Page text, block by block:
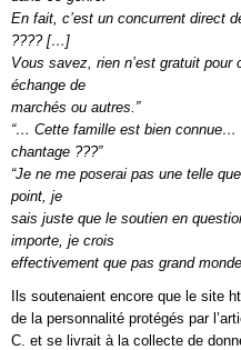
En fait, c’est un concurrent direct
???? […]
Vous savez, rien n’est gratuit
échange de
marchés ou autres.”
“… Cette famille est bien connue…
chantage ???”
“Je ne me poserai pas une telle
point, je
sais juste que le soutien en
importe, je crois
effectivement que pas grand monde
Ils soutenaient encore que le site
de la personnalité protégés par
C. et se livrait à la collecte de